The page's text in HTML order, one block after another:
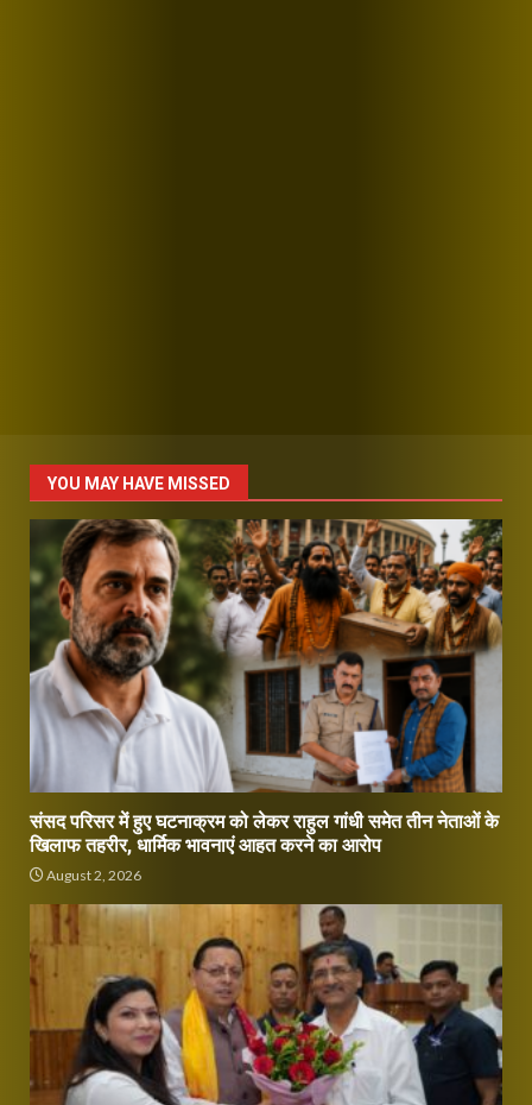
YOU MAY HAVE MISSED
संसद परिसर में हुए घटनाक्रम को लेकर राहुल गांधी समेत तीन नेताओं के
खिलाफ तहरीर, धार्मिक भावनाएं आहत करने का आरोप
August 2, 2026